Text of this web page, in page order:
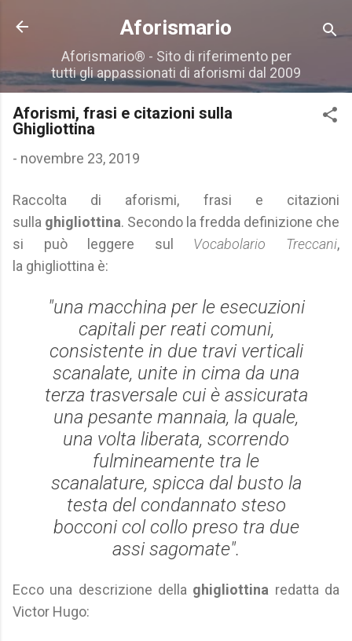
Passa ai contenuti principali
Aforismario
Aforismario® - Sito di riferimento per
tutti gli appassionati di aforismi dal 2009
Aforismi, frasi e citazioni sulla
Ghigliottina
- novembre 23, 2019
Raccolta di aforismi, frasi e citazioni
sulla ghigliottina. Secondo la fredda definizione che
si può leggere sul Vocabolario Treccani,
la ghigliottina è:
"una macchina per le esecuzioni
capitali per reati comuni,
consistente in due travi verticali
scanalate, unite in cima da una
terza trasversale cui è assicurata
una pesante mannaia, la quale,
una volta liberata, scorrendo
fulmineamente tra le
scanalature, spicca dal busto la
testa del condannato steso
bocconi col collo preso tra due
assi sagomate".
Ecco una descrizione della ghigliottina redatta da
Victor Hugo: